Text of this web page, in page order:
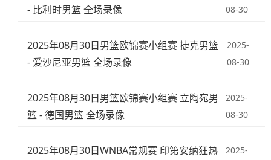
- 比利时男篮 全场录像
08-30
2025年08月30日男篮欧锦赛小组赛 捷克男篮
- 爱沙尼亚男篮 全场录像
2025-
08-30
2025年08月30日男篮欧锦赛小组赛 立陶宛男
篮 - 德国男篮 全场录像
2025-
08-30
2025年08月30日WNBA常规赛 印第安纳狂热
2025-